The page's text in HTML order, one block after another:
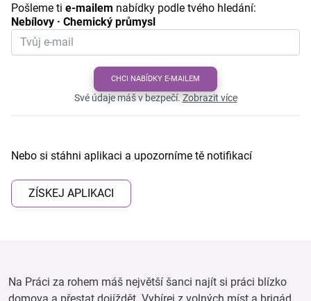
Pošleme ti e-mailem nabídky podle tvého hledání:
Nebílovy · Chemický průmysl
CHCI NABÍDKY E-MAILEM
Své údaje máš v bezpečí.Zobrazit více
Nebo si stáhni aplikaci a upozorníme tě notifikací
ZÍSKEJ APLIKACI
Na Práci za rohem máš největší šanci najít si práci blízko
domova a přestat dojíždět. Vybírej z volných míst a brigád